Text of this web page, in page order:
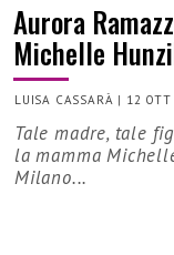
Aurora
Michelle
LUISA CASSARÀ | 12
Tale madre, tale
la mamma
Milano...